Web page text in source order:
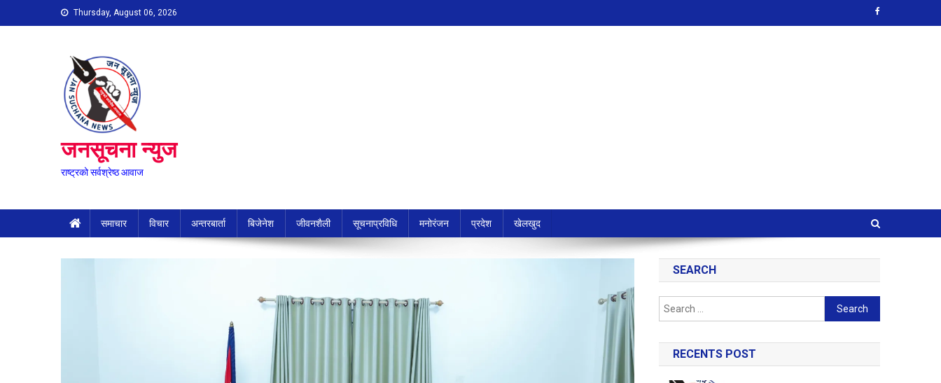
to
Thursday, August 06, 2026
जनसूचना न्युज
राष्ट्रको सर्वश्रेष्ठ आवाज
समाचार विचार अन्तरबार्ता बिजेनेश जीवनशैली सूचनाप्रविधि मनोरंजन प्रदेश खेलखुद
SEARCH
Search
for:
RECENTS POST